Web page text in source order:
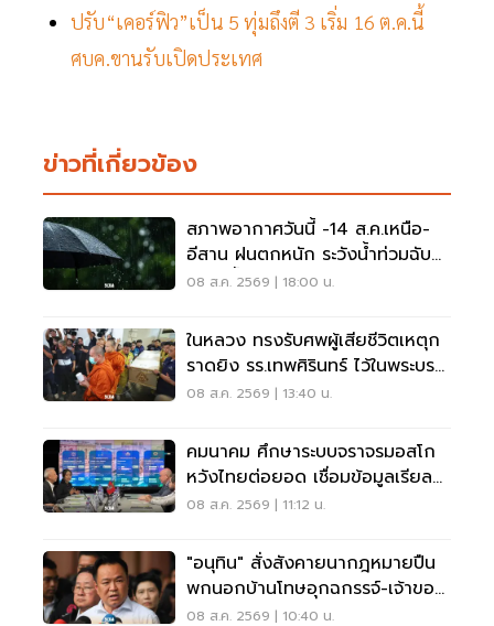
ปรับ“เคอร์ฟิว”เป็น 5 ทุ่มถึงตี 3 เริ่ม 16 ต.ค.นี้
ศบค.ขานรับเปิดประเทศ
ข่าวที่เกี่ยวข้อง
สภาพอากาศวันนี้ -14 ส.ค.เหนือ-
อีสาน ฝนตกหนัก ระวังน้ำท่วมฉับ
พลัน น้ำป่าไหลหลาก
08 ส.ค. 2569 | 18:00 น.
ในหลวง ทรงรับศพผู้เสียชีวิตเหตุก
ราดยิง รร.เทพศิรินทร์ ไว้ในพระบรม
ราชานุเคราะห์
08 ส.ค. 2569 | 13:40 น.
คมนาคม ศึกษาระบบจราจรมอสโก
หวังไทยต่อยอด เชื่อมข้อมูลเรียล
ไทม์ แก้รถติด
08 ส.ค. 2569 | 11:12 น.
"อนุทิน" สั่งสังคายนากฎหมายปืน
พกนอกบ้านโทษอุกฉกรรจ์-เจ้าของ
โดนหนัก
08 ส.ค. 2569 | 10:40 น.